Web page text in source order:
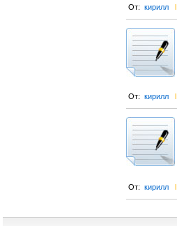
От: кирилл l
От: кирилл l
От: кирилл l